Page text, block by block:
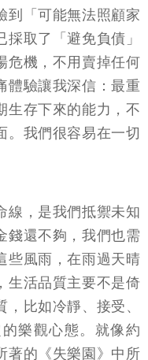
到「可能無法照顧家
取了「避免負債」
危機，不用賣掉任何
體驗讓我深信：最重
生存下來的能力，不
。我們很容易在一切
線，是我們抵禦未知
錢還不夠，我們也需
些風雨，在雨過天晴
生活品質主要不是倚
比如冷靜、接受、
樂觀心態。就像約
著的《失樂園》中所